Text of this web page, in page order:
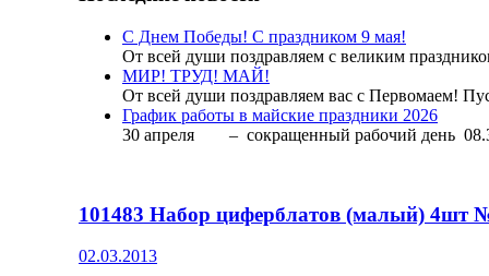
С Днем Победы! С праздником 9 мая!
От всей души поздравляем с великим
МИР! ТРУД! МАЙ!
От всей души поздравляем вас с Первомаем!
График работы в майские праздники 2026
30 апреля – сокращенный рабочий день
101483 Набор циферблатов (малый) 4шт
02.03.2013